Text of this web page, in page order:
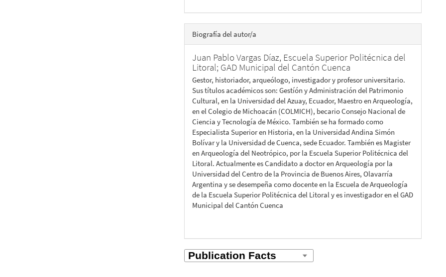
Biografía del autor/a
Juan Pablo Vargas Díaz, Escuela Superior Politécnica del
Litoral; GAD Municipal del Cantón Cuenca
Gestor, historiador, arqueólogo, investigador y profesor universitario.
Sus títulos académicos son: Gestíón y Administración del Patrimonio
Cultural, en la Universidad del Azuay, Ecuador, Maestro en Arqueología,
en el Colegio de Michoacán (COLMICH), becario Consejo Nacional de
Ciencia y Tecnología de México. También se ha formado como
Especialista Superior en Historia, en la Universidad Andina Simón
Bolívar y la Universidad de Cuenca, sede Ecuador. También es Magister
en Arqueología del Neotrópico, por la Escuela Superior Politécnica del
Litoral. Actualmente es Candidato a doctor en Arqueología por la
Universidad del Centro de la Provincia de Buenos Aires, Olavarría
Argentina y se desempeña como docente en la Escuela de Arqueología
de la Escuela Superior Politécnica del Litoral y es investigador en el GAD
Municipal del Cantón Cuenca